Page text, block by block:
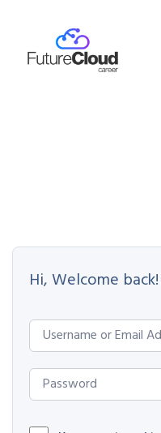
Hi, Welcome back!